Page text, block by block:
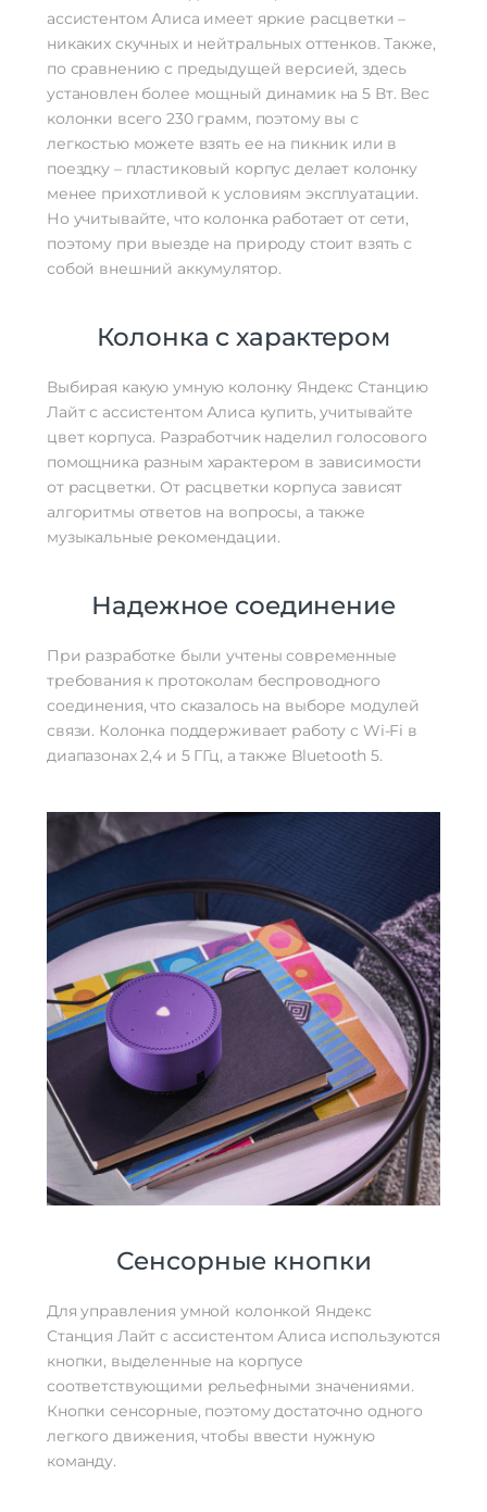
ассистентом Алиса имеет яркие расцветки –
никаких скучных и нейтральных оттенков. Также,
по сравнению с предыдущей версией, здесь
установлен более мощный динамик на 5 Вт. Вес
колонки всего 230 грамм, поэтому вы с
легкостью можете взять ее на пикник или в
поездку – пластиковый корпус делает колонку
менее прихотливой к условиям эксплуатации.
Но учитывайте, что колонка работает от сети,
поэтому при выезде на природу стоит взять с
собой внешний аккумулятор.
Колонка с характером
Выбирая какую умную колонку Яндекс Станцию
Лайт с ассистентом Алиса купить, учитывайте
цвет корпуса. Разработчик наделил голосового
помощника разным характером в зависимости
от расцветки. От расцветки корпуса зависят
алгоритмы ответов на вопросы, а также
музыкальные рекомендации.
Надежное соединение
При разработке были учтены современные
требования к протоколам беспроводного
соединения, что сказалось на выборе модулей
связи. Колонка поддерживает работу с Wi-Fi в
диапазонах 2,4 и 5 ГГц, а также Bluetooth 5.
Сенсорные кнопки
Для управления умной колонкой Яндекс
Станция Лайт с ассистентом Алиса используются
кнопки, выделенные на корпусе
соответствующими рельефными значениями.
Кнопки сенсорные, поэтому достаточно одного
легкого движения, чтобы ввести нужную
команду.